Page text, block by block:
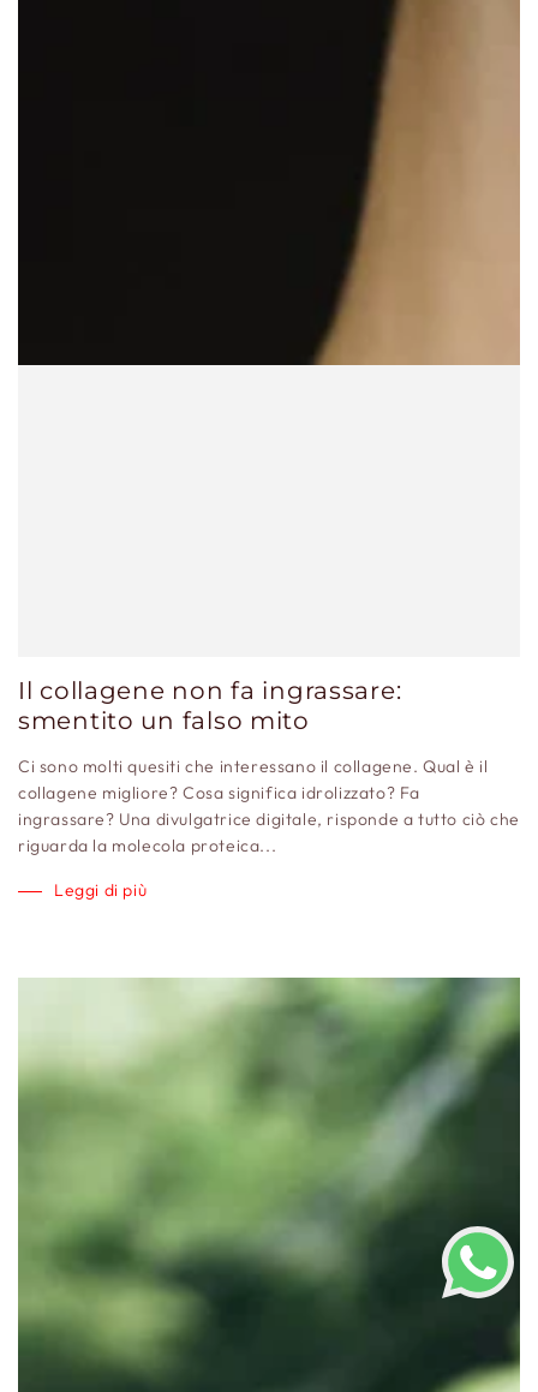
Il collagene non fa ingrassare:
smentito un falso mito
Ci sono molti quesiti che interessano il collagene. Qual è il
collagene migliore? Cosa significa idrolizzato? Fa
ingrassare? Una divulgatrice digitale, risponde a tutto ciò che
riguarda la molecola proteica...
Leggi di più